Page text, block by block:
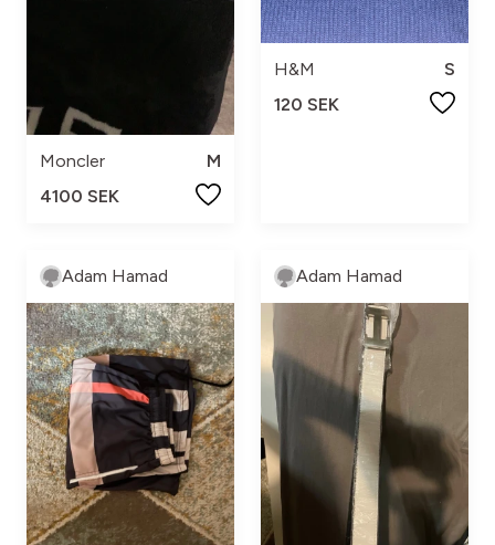
Moncler
M
4100 SEK
H&M
S
120 SEK
Adam Hamad Adam Hamad